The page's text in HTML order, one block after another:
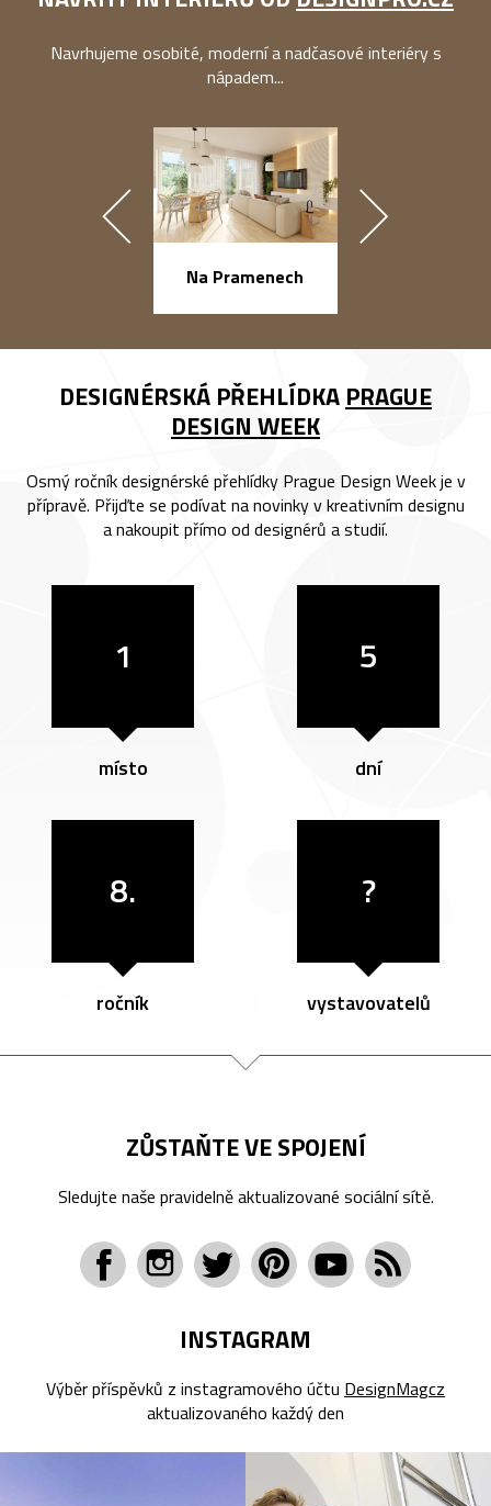
Navrhujeme osobité, moderní a nadčasové interiéry s
nápadem...
Na Pramenech
DESIGNÉRSKÁ PŘEHLÍDKA PRAGUE
DESIGN WEEK
Osmý ročník designérské přehlídky Prague Design Week je v
přípravě. Přijďte se podívat na novinky v kreativním designu
a nakoupit přímo od designérů a studií.
1
místo
5
dní
8.
ročník
?
vystavovatelů
ZŮSTAŇTE VE SPOJENÍ
Sledujte naše pravidelně aktualizované sociální sítě.
INSTAGRAM
Výběr příspěvků z instagramového účtu DesignMagcz
aktualizovaného každý den